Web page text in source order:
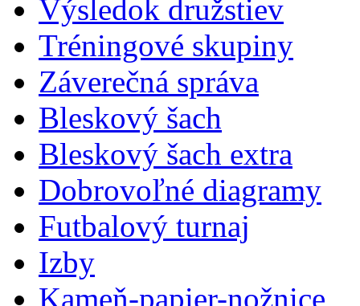
Výsledok družstiev
Tréningové skupiny
Záverečná správa
Bleskový šach
Bleskový šach extra
Dobrovoľné diagramy
Futbalový turnaj
Izby
Kameň-papier-nožnice